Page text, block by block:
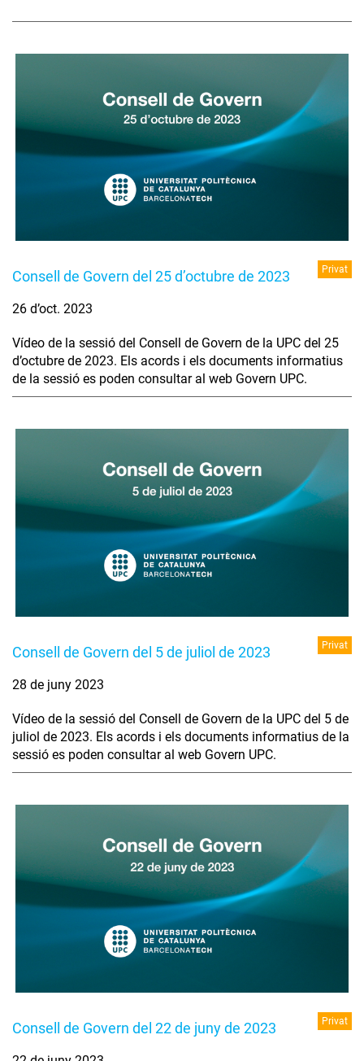
Consell de Govern del 25 d’octubre de 2023 Privat
26 d’oct. 2023
Vídeo de la sessió del Consell de Govern de la UPC del 25
d’octubre de 2023. Els acords i els documents informatius
de la sessió es poden consultar al web Govern UPC.
Consell de Govern del 5 de juliol de 2023 Privat
28 de juny 2023
Vídeo de la sessió del Consell de Govern de la UPC del 5 de
juliol de 2023. Els acords i els documents informatius de la
sessió es poden consultar al web Govern UPC.
Consell de Govern del 22 de juny de 2023 Privat